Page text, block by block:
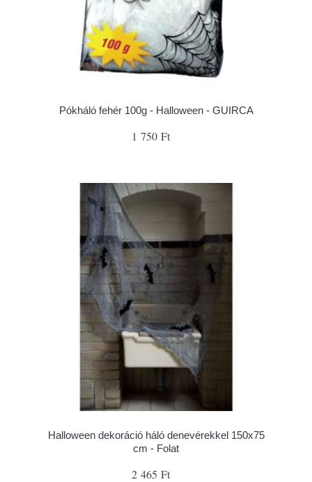
Pókháló fehér 100g - Halloween - GUIRCA
1 750 Ft
Halloween dekoráció háló denevérekkel 150x75
cm - Folat
2 465 Ft